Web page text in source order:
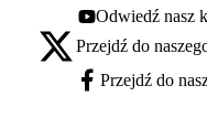
Youtube - otwiera się w
Odwiedź nasz
X - otwiera się w nowej karcie
Przejdź do
Facebook - otwiera się
Przejdź do